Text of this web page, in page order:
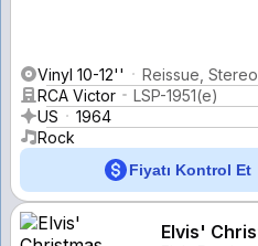
Vinyl 10-12''
Reissue,
RCA Victor
LSP-1951(e)
US
1964
Rock
Fiyatı Kontrol Et
Elvis'